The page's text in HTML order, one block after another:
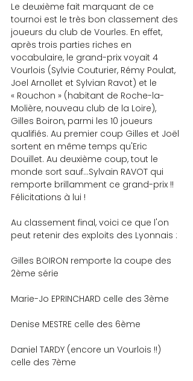
Le deuxième fait marquant de ce
tournoi est le très bon classement des
joueurs du club de Vourles. En effet,
après trois parties riches en
vocabulaire, le grand-prix voyait 4
Vourlois (Sylvie Couturier, Rémy Poulat,
Joel Arnollet et Sylvian Ravot) et le
« Rouchon » (habitant de Roche-la-
Molière, nouveau club de la Loire),
Gilles Boiron, parmi les 10 joueurs
qualifiés. Au premier coup Gilles et Joël
sortent en même temps qu'Eric
Douillet. Au deuxième coup, tout le
monde sort sauf…Sylvain RAVOT qui
remporte brillamment ce grand-prix !!
Félicitations à lui !
Au classement final, voici ce que l'on
peut retenir des exploits des Lyonnais :
Gilles BOIRON remporte la coupe des
2ème série
Marie-Jo EPRINCHARD celle des 3ème
Denise MESTRE celle des 6ème
Daniel TARDY (encore un Vourlois !!)
celle des 7ème